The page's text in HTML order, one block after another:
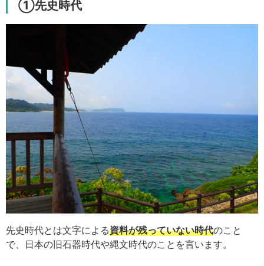
①先史時代
先史時代とは文字による資料が残っていない時代のこと
で、日本の旧石器時代や縄文時代のことを言います。